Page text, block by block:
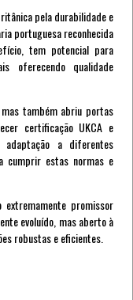
pela durabilidade e
portuguesa reconhecida
tem potencial para
oferecendo qualidade
também abriu portas
certificação UKCA e
a diferentes
cumprir estas normas e
promissor
evoluído, mas aberto à
robustas e eficientes.